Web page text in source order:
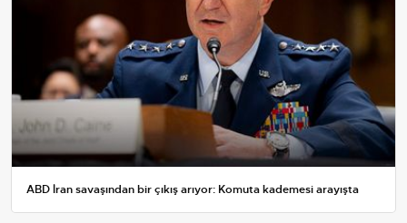
ABD İran savaşından bir çıkış arıyor: Komuta kademesi arayışta